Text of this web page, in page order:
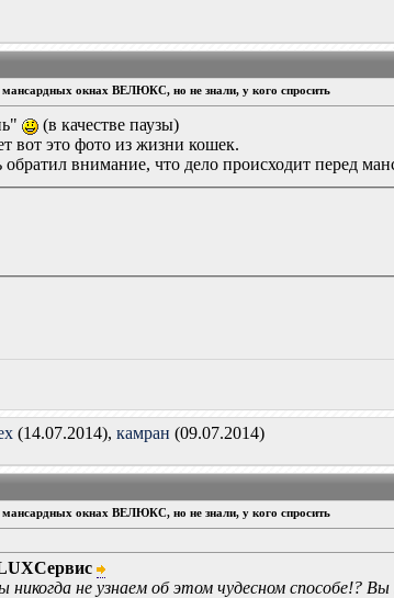
мансардных окнах ВЕЛЮКС, но не знали, у кого спросить
(в качестве паузы)
вот это фото из жизни кошек.
обратил внимание, что дело происходит
(14.07.2014),камран (09.07.2014)
мансардных окнах ВЕЛЮКС, но не знали, у кого спросить
никогда не узнаем об этом чудесном способе!?